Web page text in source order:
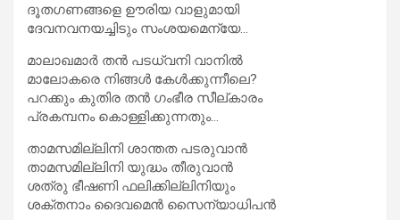
ദൂതഗണങ്ങളെ ഊരിയ വാളുമായി
ദേവനവനയച്ചിടും സംശയമെന്യേ…
മാലാഖമാർ തൻ പടധ്വനി വാനിൽ
മാലോകരെ നിങ്ങൾ കേൾക്കുന്നീലെ?
പറക്കും കുതിര തൻ ഗംഭീര സീല്കാരം
പ്രകമ്പനം കൊള്ളിക്കുന്നതും…
താമസമില്ലിനി ശാന്തത പടരുവാൻ
താമസമില്ലിനി യുദ്ധം തീരുവാൻ
ശത്രു ഭീഷണി ഫലിക്കില്ലിനിയും
ശക്തനാം ദൈവമെൻ സൈന്യാധിപൻ